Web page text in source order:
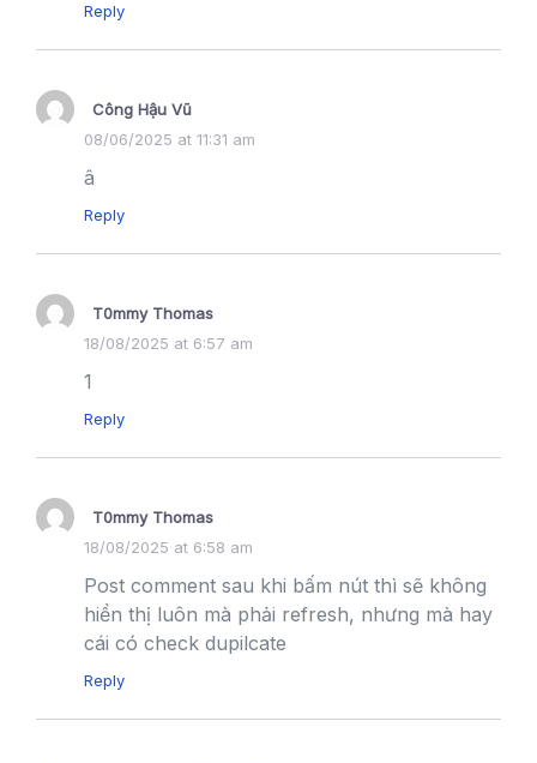
Reply
Công Hậu Vũ
08/06/2025 at 11:31 am
â
Reply
T0mmy Thomas
18/08/2025 at 6:57 am
1
Reply
T0mmy Thomas
18/08/2025 at 6:58 am
Post comment sau khi bấm nút thì sẽ không
hiển thị luôn mà phải refresh, nhưng mà hay
cái có check dupilcate
Reply